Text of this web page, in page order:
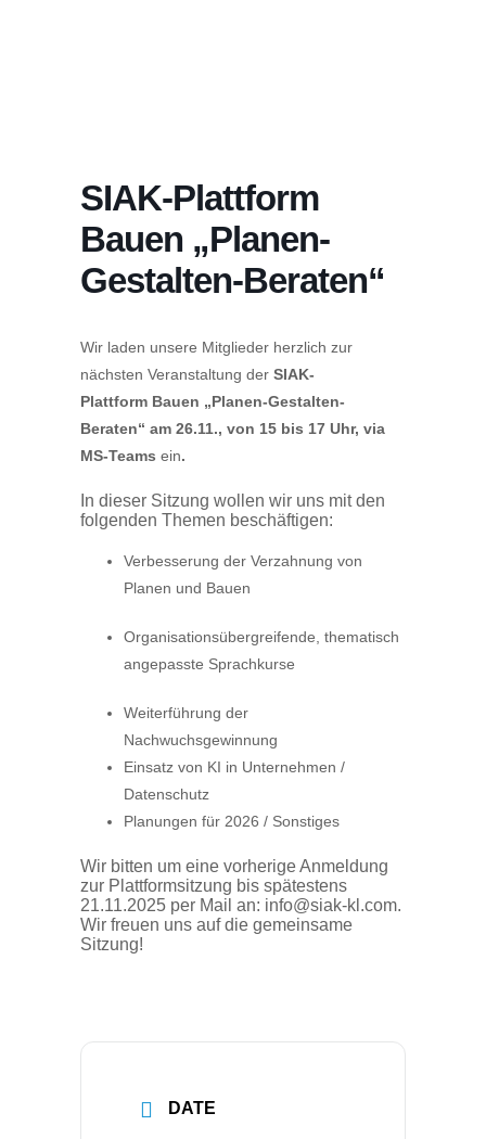
SIAK-Plattform
Bauen „Planen-
Gestalten-Beraten“
Wir laden unsere Mitglieder herzlich zur
nächsten Veranstaltung der SIAK-
Plattform Bauen „Planen-Gestalten-
Beraten“ am 26.11., von 15 bis 17 Uhr, via
MS-Teams ein.
In dieser Sitzung wollen wir uns mit den
folgenden Themen beschäftigen:
Verbesserung der Verzahnung von
Planen und Bauen
Organisationsübergreifende, thematisch
angepasste Sprachkurse
Weiterführung der
Nachwuchsgewinnung
Einsatz von KI in Unternehmen /
Datenschutz
Planungen für 2026 / Sonstiges
Wir bitten um eine vorherige Anmeldung
zur Plattformsitzung bis spätestens
21.11.2025 per Mail an: info@siak-kl.com.
Wir freuen uns auf die gemeinsame
Sitzung!
DATE